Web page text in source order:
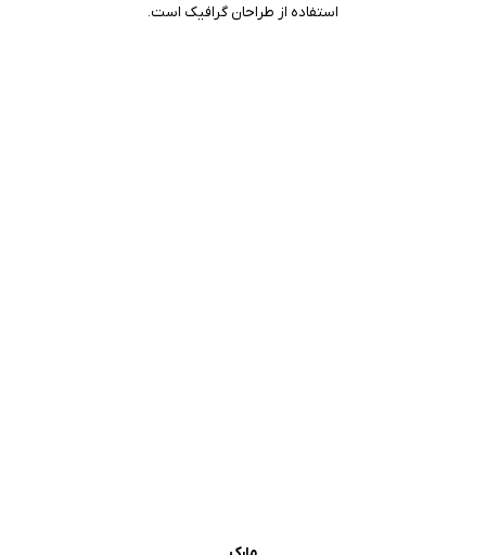
استفاده از طراحان گرافیک است.